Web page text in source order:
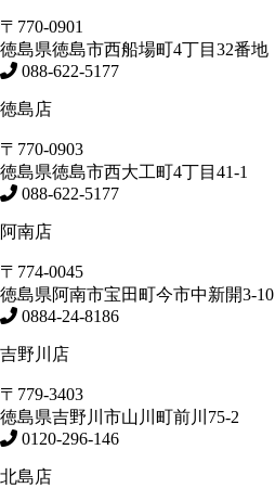
〒770-0901
徳島県徳島市西船場町4丁目32番地
088-622-5177
徳島店
〒770-0903
徳島県徳島市西大工町4丁目41-1
088-622-5177
阿南店
〒774-0045
徳島県阿南市宝田町今市中新開3-10
0884-24-8186
吉野川店
〒779-3403
徳島県吉野川市山川町前川75-2
0120-296-146
北島店